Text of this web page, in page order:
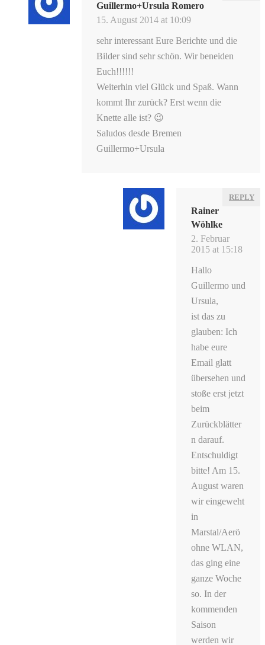
Guillermo+Ursula Romero
15. August 2014 at 10:09
sehr interessant Eure Berichte und die
Bilder sind sehr schön. Wir beneiden
Euch!!!!!!
Weiterhin viel Glück und Spaß. Wann
kommt Ihr zurück? Erst wenn die
Knette alle ist? 😉
Saludos desde Bremen
Guillermo+Ursula
Rainer
Wöhlke
2. Februar
2015 at 15:18
REPLY
Hallo
Guillermo und
Ursula,
ist das zu
glauben: Ich
habe eure
Email glatt
übersehen und
stoße erst jetzt
beim
Zurückblätter
n darauf.
Entschuldigt
bitte! Am 15.
August waren
wir eingeweht
in
Marstal/Aerö
ohne WLAN,
das ging eine
ganze Woche
so. In der
kommenden
Saison
werden wir